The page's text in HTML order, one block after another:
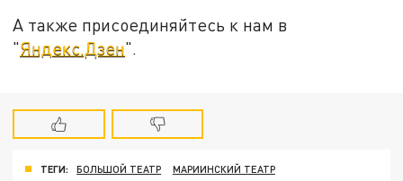
А также присоединяйтесь к нам в
"Яндекс.Дзен".
ТЕГИ: БОЛЬШОЙ ТЕАТР
МАРИИНСКИЙ ТЕАТР